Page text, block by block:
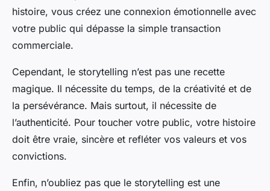
histoire, vous créez une connexion émotionnelle avec
votre public qui dépasse la simple transaction
commerciale.
Cependant, le storytelling n’est pas une recette
magique. Il nécessite du temps, de la créativité et de
la persévérance. Mais surtout, il nécessite de
l’authenticité. Pour toucher votre public, votre histoire
doit être vraie, sincère et refléter vos valeurs et vos
convictions.
Enfin, n’oubliez pas que le storytelling est une